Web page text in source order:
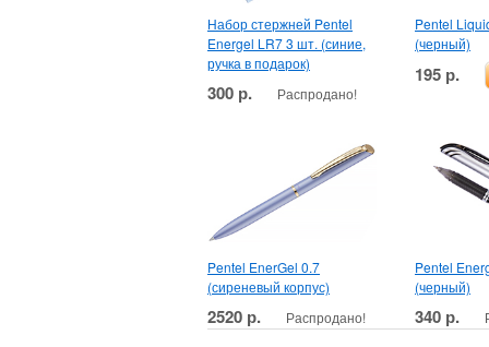
Набор стержней Pentel
Energel LR7 3 шт. (синие,
ручка в подарок)
300 р. Распродано!
Pentel
(черный)
195 р.
Pentel EnerGel 0.7
(сиреневый корпус)
2520 р. Распродано!
Pentel
(черный)
340 р.